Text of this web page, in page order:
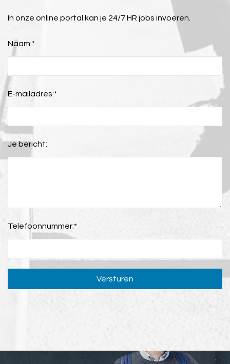
In onze online portal kan je 24/7 HR jobs invoeren.
Naam:*
E-mailadres:*
Je bericht:
Telefoonnummer:*
Versturen